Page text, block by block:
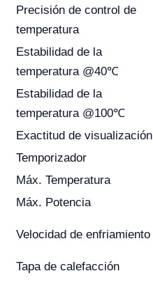
Precisión de control de
temperatura
Estabilidad de la
temperatura @40℃
Estabilidad de la
temperatura @100℃
Exactitud de visualización
Temporizador
Máx. Temperatura
Máx. Potencia
Velocidad de enfriamiento
Tapa de calefacción